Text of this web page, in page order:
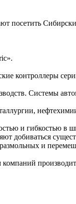
посетить
контроллеры
Системы
и гибкостью в
добиваться
и